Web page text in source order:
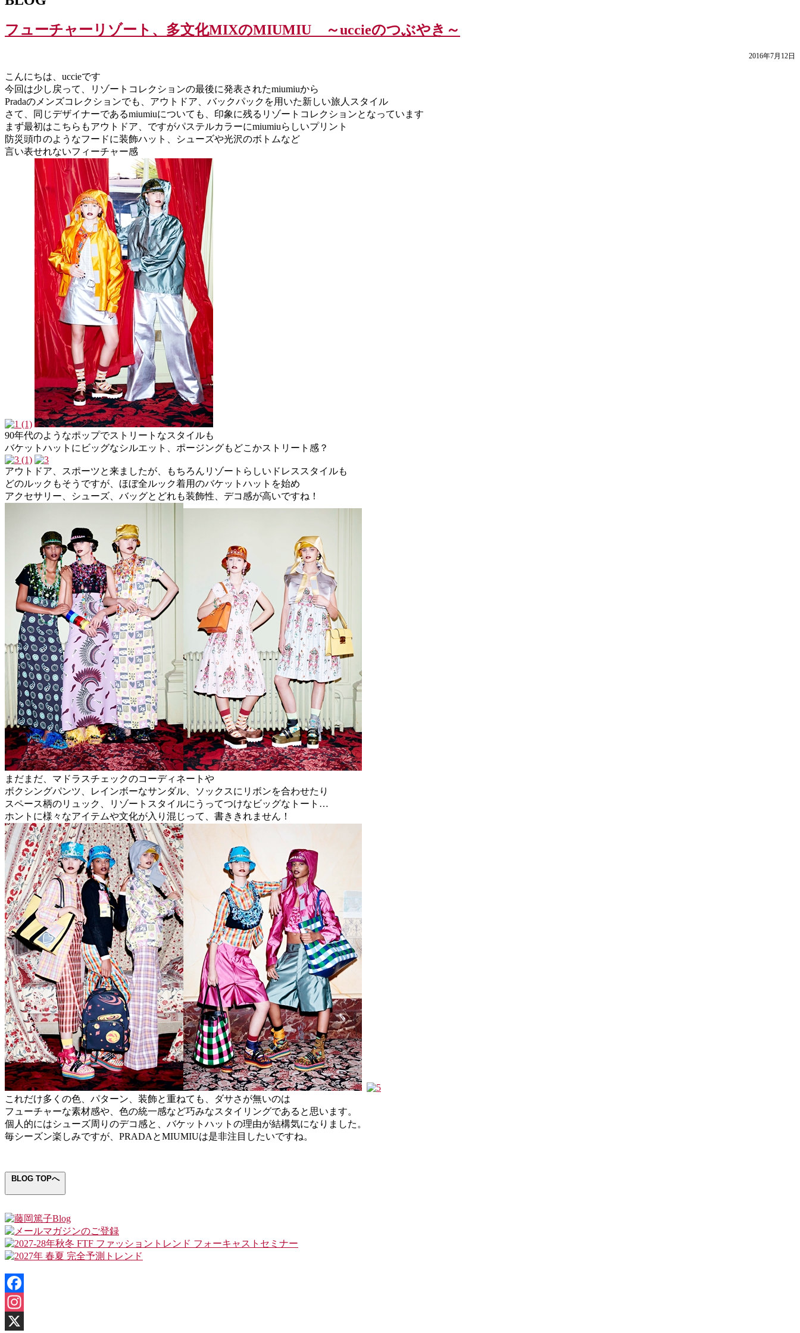
フューチャーリゾート、多文化MIXのMIUMIU ～uccieのつぶやき～
2016年7月12日
こんにちは、uccieです
今回は少し戻って、リゾートコレクションの最後に発表されたmiumiuから
Pradaのメンズコレクションでも、アウトドア、バックパックを用いた新しい旅人スタイル
さて、同じデザイナーであるmiumiuについても、印象に残るリゾートコレクションとなっています
まず最初はこちらもアウトドア、ですがパステルカラーにmiumiuらしいプリント
防災頭巾のようなフードに装飾ハット、シューズや光沢のボトムなど
言い表せれないフィーチャー感
90年代のようなポップでストリートなスタイルも
バケットハットにビッグなシルエット、ポージングもどこかストリート感？
アウトドア、スポーツと来ましたが、もちろんリゾートらしいドレススタイルも
どのルックもそうですが、ほぼ全ルック着用のバケットハットを始め
アクセサリー、シューズ、バッグとどれも装飾性、デコ感が高いですね！
まだまだ、マドラスチェックのコーディネートや
ボクシングパンツ、レインボーなサンダル、ソックスにリボンを合わせたり
スペース柄のリュック、リゾートスタイルにうってつけなビッグなトート…
ホントに様々なアイテムや文化が入り混じって、書ききれません！
これだけ多くの色、パターン、装飾と重ねても、ダサさが無いのは
フューチャーな素材感や、色の統一感など巧みなスタイリングであると思います。
個人的にはシューズ周りのデコ感と、バケットハットの理由が結構気になりました。
毎シーズン楽しみですが、PRADAとMIUMIUは是非注目したいですね。
BLOG TOPへ
Facebook
Instagram